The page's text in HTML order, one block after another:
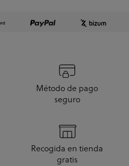
Método de pago
seguro
Recogida en tienda
gratis